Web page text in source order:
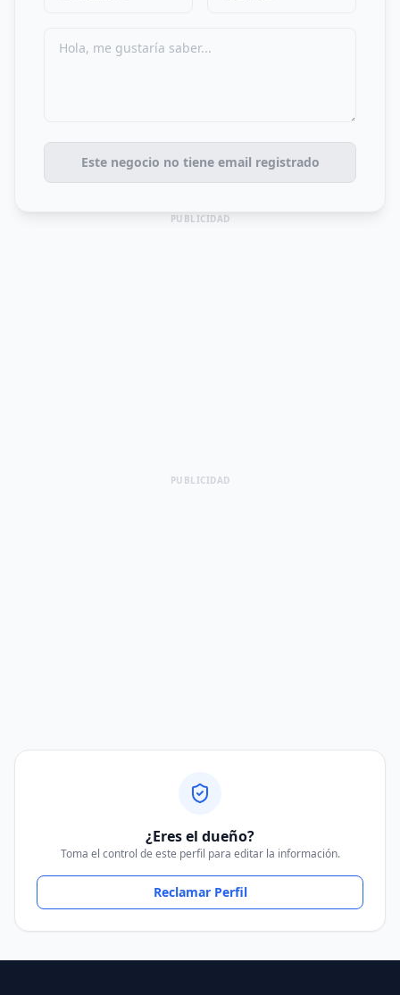
Este negocio no tiene email registrado
PUBLICIDAD
PUBLICIDAD
¿Eres el dueño?
Toma el control de este perfil para editar la información.
Reclamar Perfil